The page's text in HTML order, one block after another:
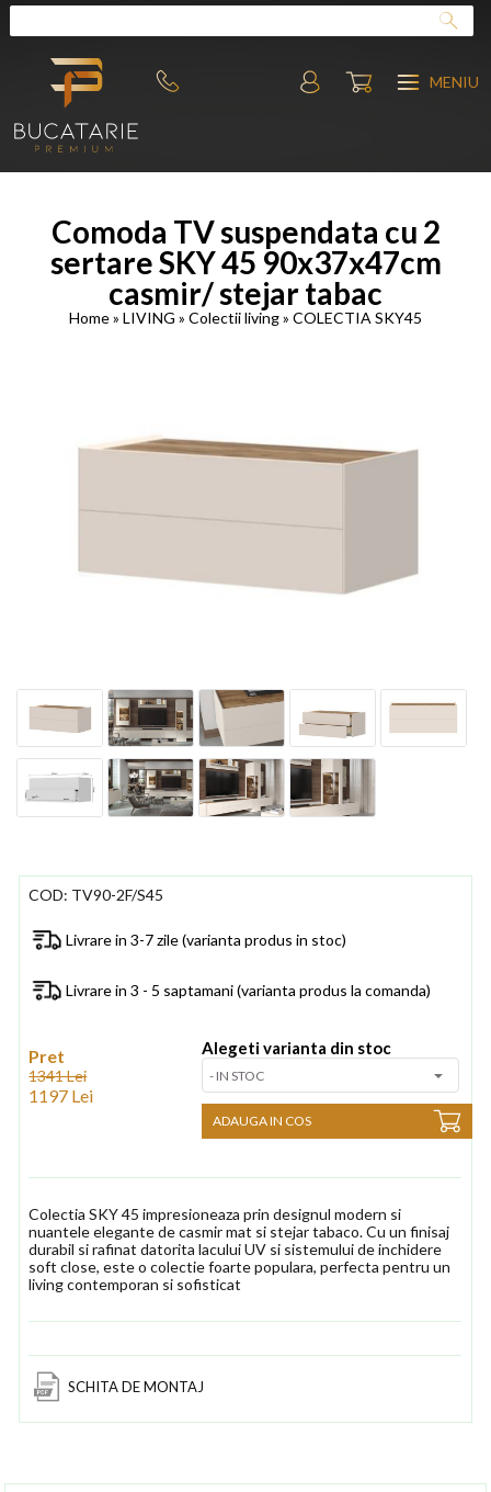
MENIU
Comoda TV suspendata cu 2
sertare SKY 45 90x37x47cm
casmir/ stejar tabac
Home» LIVING » Colectii living» COLECTIA SKY45
COD: TV90-2F/S45
Livrare in 3-7 zile (varianta produs in stoc)
Livrare in 3 - 5 saptamani (varianta produs la comanda)
Pret
1341 Lei
1197 Lei
Alegeti varianta din stoc
ADAUGA IN COS
Colectia SKY 45 impresioneaza prin designul modern si
nuantele elegante de casmir mat si stejar tabaco. Cu un finisaj
durabil si rafinat datorita lacului UV si sistemului de inchidere
soft close, este o colectie foarte populara, perfecta pentru un
living contemporan si sofisticat
SCHITA DE MONTAJ